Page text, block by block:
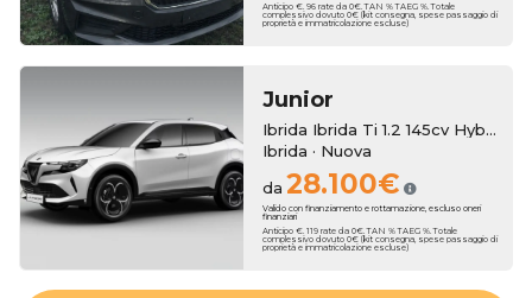
Anticipo €. 96 rate da 0€. TAN % TAEG %. Totale
complessivo dovuto 0€ (kit consegna, spese passaggio di
proprietà e immatricolazione escluse)
Junior
Ibrida Ibrida Ti 1.2 145cv Hybrid Edct6
Ibrida · Nuova
da 28.100€
Valido con finanziamento e rottamazione, escluso oneri
finanziari
Anticipo €. 119 rate da 0€. TAN % TAEG %. Totale
complessivo dovuto 0€ (kit consegna, spese passaggio di
proprietà e immatricolazione escluse)